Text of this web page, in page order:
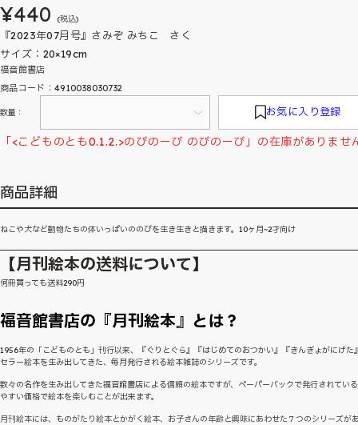
¥440 (税込)
『2023年07月号』さみぞ みちこ さく
サイズ：20×19cm
福音館書店
商品コード：4910038030732
数量： お気に入り登録
「<こどものとも0.1.2.>のびのーび のびのーび」の在庫がありませ
商品詳細
ねこや犬など動物たちの体いっぱいののびを生き生きと描きます。10ヶ月~2才向け
【月刊絵本の送料について】
何冊買っても送料290円
福音館書店の『月刊絵本』とは？
1956年の「こどものとも」刊行以来、『ぐりとぐら』『はじめてのおつかい』『きんぎょがにげた
セラー絵本を生み出してきた、毎月発行される絵本雑誌のシリーズです。
数々の名作を生み出してきた福音館書店による信頼の絵本ですが、ペーパーバックで発行されてい
やすい価格で絵本を楽しむことが出来ます。
月刊絵本には、ものがたり絵本とかがく絵本、お子さんの年齢と興味にあわせた７つのシリーズが